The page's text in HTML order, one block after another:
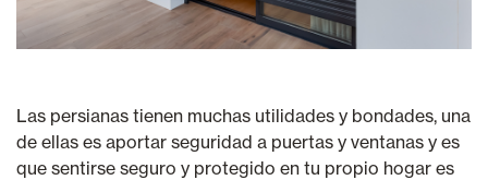
Las persianas tienen muchas utilidades y bondades, una
de ellas es aportar seguridad a puertas y ventanas y es
que sentirse seguro y protegido en tu propio hogar es